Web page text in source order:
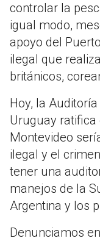
controlar la
igual modo,
apoyo del
ilegal que
británicos,
Hoy, la
Uruguay ratifica
Montevideo
ilegal y el
tener una
manejos de la
Argentina y los
Denunciamos